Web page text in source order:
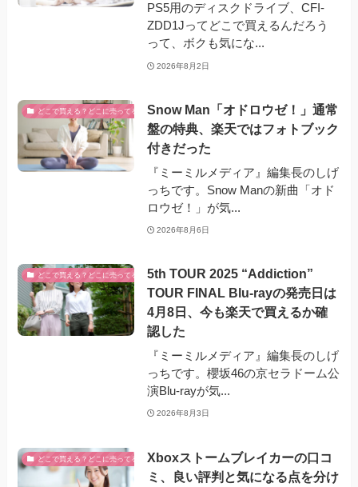
PS5用のディスクドライブ、CFI-
ZDD1Jってどこで買えるんだろう
って、ボクも気にな...
2026年8月2日
どこで買える？どこに売ってる？
Snow Man「オドロウゼ！」通常
盤の特典、楽天ではフォトブック
付きだった
『ミーミルメディア』編集長のしげ
っちです。Snow Manの新曲「オド
ロウゼ！」が気...
2026年8月6日
どこで買える？どこに売ってる？
5th TOUR 2025 “Addiction”
TOUR FINAL Blu-rayの発売日は
4月8日、今も楽天で買えるか確
認した
『ミーミルメディア』編集長のしげ
っちです。櫻坂46の京セラドーム公
演Blu-rayが気...
2026年8月3日
どこで買える？どこに売ってる？
Xboxストームブレイカーの口コ
ミ、良い評判と気になる点を分け